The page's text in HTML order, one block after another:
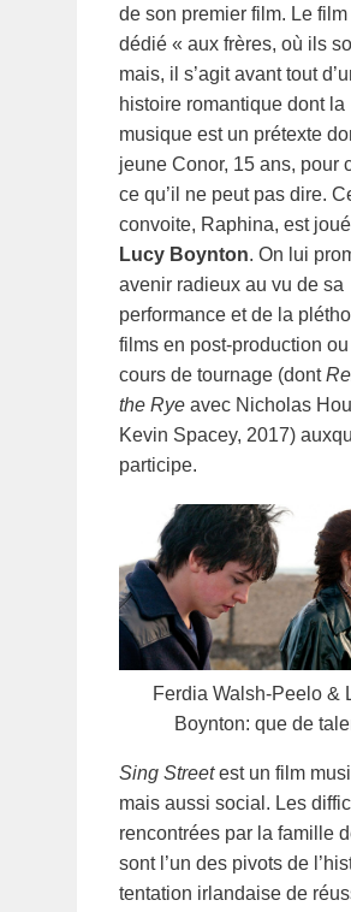
de son premier film. Le film
dédié « aux frères, où ils
mais, il s’agit avant tout
histoire romantique dont la
musique est un prétexte
jeune Conor, 15 ans, pour
ce qu’il ne peut pas dire.
convoite, Raphina, est
Lucy Boynton. On lui
avenir radieux au vu de sa
performance et de la
films en post-production ou
cours de tournage (dont
the Rye avec Nicholas
Kevin Spacey, 2017)
participe.
Ferdia Walsh-Peelo &
Boynton: que de
Sing Streetest un film
mais aussi social. Les
rencontrées par la famille
sont l’un des pivots de
tentation irlandaise de